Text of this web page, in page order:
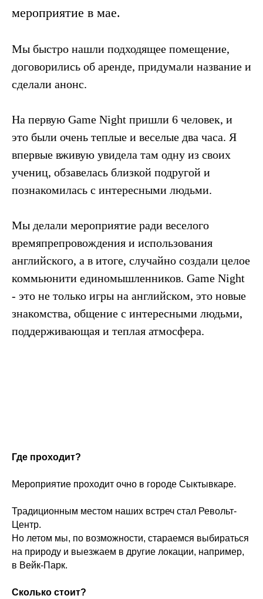
мероприятие в мае.
Мы быстро нашли подходящее помещение,
договорились об аренде, придумали название и
сделали анонс.
На первую Game Night пришли 6 человек, и
это были очень теплые и веселые два часа. Я
впервые вживую увидела там одну из своих
учениц, обзавелась близкой подругой и
познакомилась с интересными людьми.
Мы делали мероприятие ради веселого
времяпрепровождения и использования
английского, а в итоге, случайно создали целое
коммьюнити единомышленников. Game Night
- это не только игры на английском, это новые
знакомства, общение с интересными людьми,
поддерживающая и теплая атмосфера.
Где проходит?
Мероприятие проходит очно в городе Сыктывкаре.
Традиционным местом наших встреч стал Револьт-
Центр.
Но летом мы, по возможности, стараемся выбираться
на природу и выезжаем в другие локации, например,
в Вейк-Парк.
Сколько стоит?